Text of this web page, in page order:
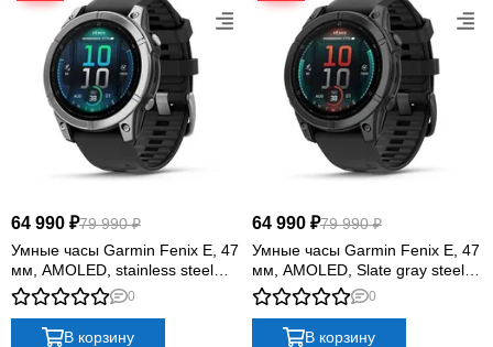
Quatix
Vivosmart
Swim
Vivoactive
Approach
Аксессуары
64 990 ₽79 990 ₽
Умные часы Garmin Fenix E, 47
мм, AMOLED, stainless steel
with a black silicone band
0
В корзину
64 990 ₽79 990 ₽
Умные часы Garmin Fenix E, 47
мм, AMOLED, Slate gray steel
with black silicone band
0
В корзину